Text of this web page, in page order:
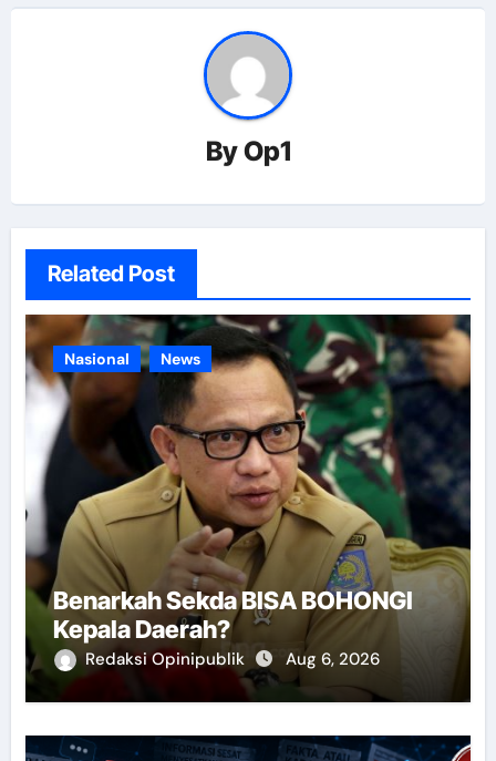
ByOp1
Related Post
Nasional News
Benarkah Sekda BISA BOHONGI
Kepala Daerah?
Redaksi Opinipublik Aug 6, 2026